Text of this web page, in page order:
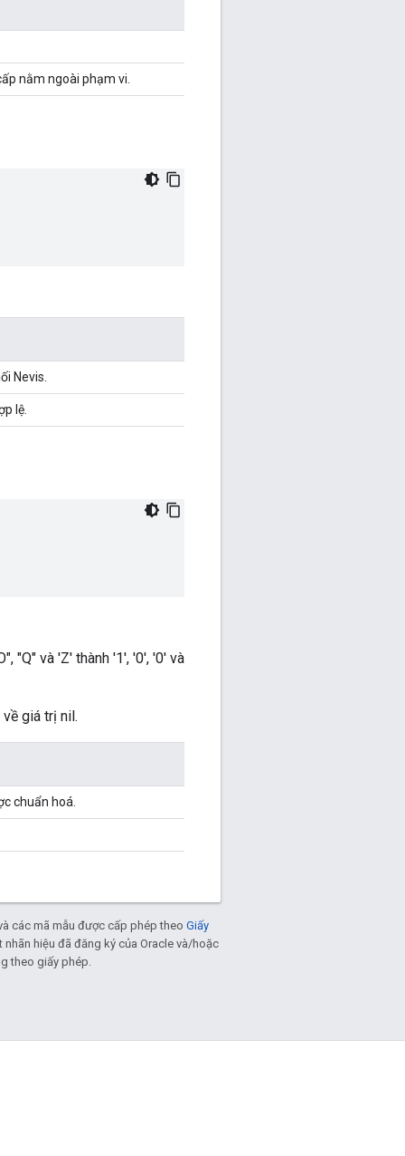
nằm ngoài phạm vi.
Nevis.
lệ.
"Q" và 'Z' thành '1', '0', '0' và
giá trị nil.
chuẩn hoá.
các mã mẫu được cấp phép theo Giấy
nhãn hiệu đã đăng ký của Oracle và/hoặc
theo giấy phép.